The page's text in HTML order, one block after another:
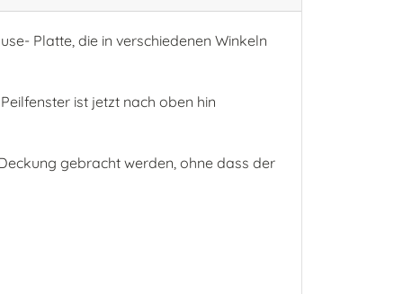
Platte, die in verschiedenen Winkeln
ist jetzt nach oben hin
gebracht werden, ohne dass der